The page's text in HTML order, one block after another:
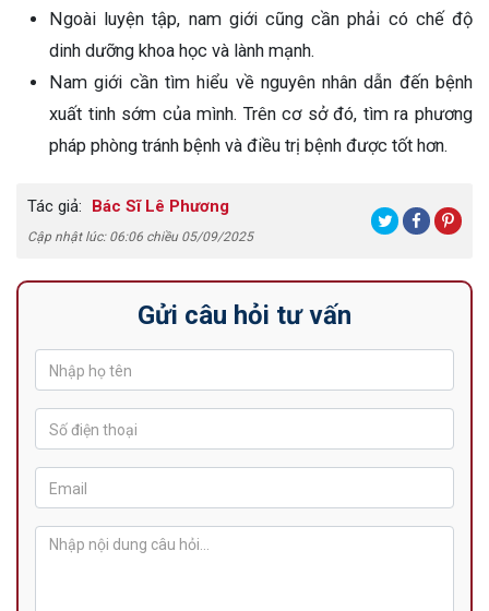
Ngoài luyện tập, nam giới cũng cần phải có chế độ
dinh dưỡng khoa học và lành mạnh.
Nam giới cần tìm hiểu về nguyên nhân dẫn đến bệnh
xuất tinh sớm của mình. Trên cơ sở đó, tìm ra phương
pháp phòng tránh bệnh và điều trị bệnh được tốt hơn.
Tác giả: Bác Sĩ Lê Phương
Cập nhật lúc: 06:06 chiều 05/09/2025
Gửi câu hỏi tư vấn